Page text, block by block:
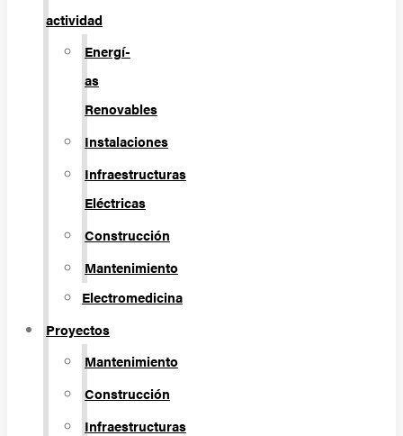
actividad
Energí­
as
Renovables
Instalaciones
Infraestructuras
Eléctricas
Construcción
Mantenimiento
Electromedicina
Proyectos
Mantenimiento
Construcción
Infraestructuras